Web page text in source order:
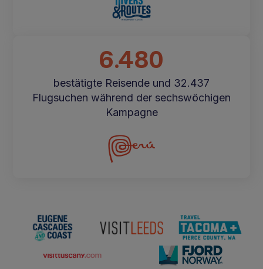
6.480
bestätigte Reisende und 32.437
Flugsuchen während der sechswöchigen
Kampagne